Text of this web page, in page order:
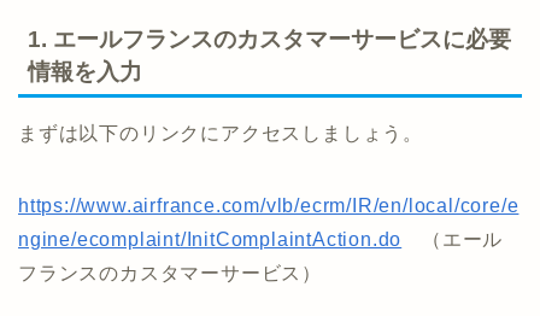
1. エールフランスのカスタマーサービスに必要
情報を入力
まずは以下のリンクにアクセスしましょう。
https://www.airfrance.com/vlb/ecrm/IR/en/local/core/e
ngine/ecomplaint/InitComplaintAction.do （エール
フランスのカスタマーサービス）